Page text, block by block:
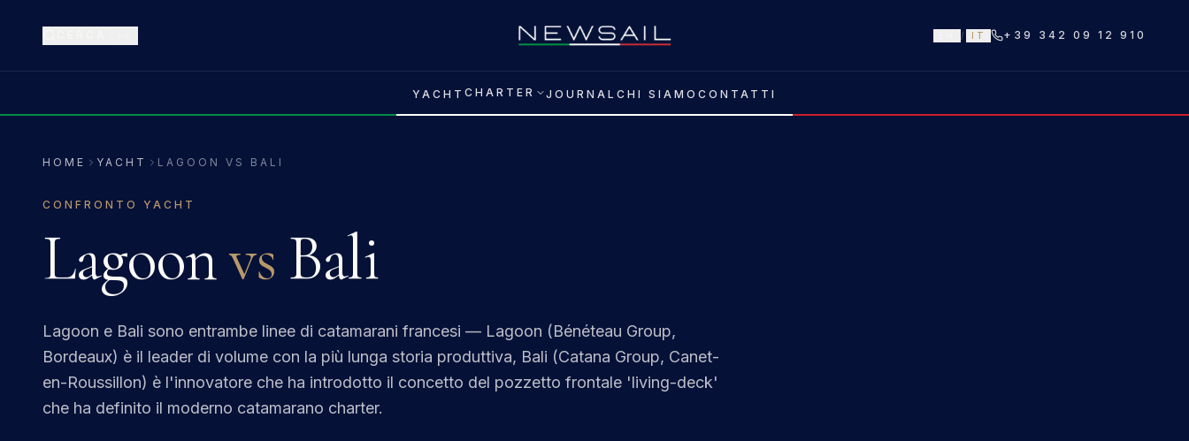
/ IT +39 342 09 12 910
YACHT CHARTER JOURNAL CHI SIAMO CONTATTI
HOME YACHT LAGOON VS BALI
CONFRONTO YACHT
Lagoonvs Bali
Lagoon e Bali sono entrambe linee di catamarani francesi — Lagoon (Bénéteau Group,
Bordeaux) è il leader di volume con la più lunga storia produttiva, Bali (Catana Group, Canet-
en-Roussillon) è l'innovatore che ha introdotto il concetto del pozzetto frontale 'living-deck'
che ha definito il moderno catamarano charter.